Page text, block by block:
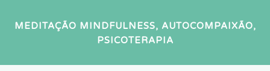
MEDITAÇÃO MINDFULNESS, AUTOCOMPAIXÃO,
PSICOTERAPIA